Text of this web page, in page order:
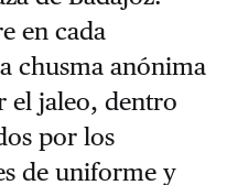
en cada
chusma anónima
el jaleo, dentro
por los
de uniforme y